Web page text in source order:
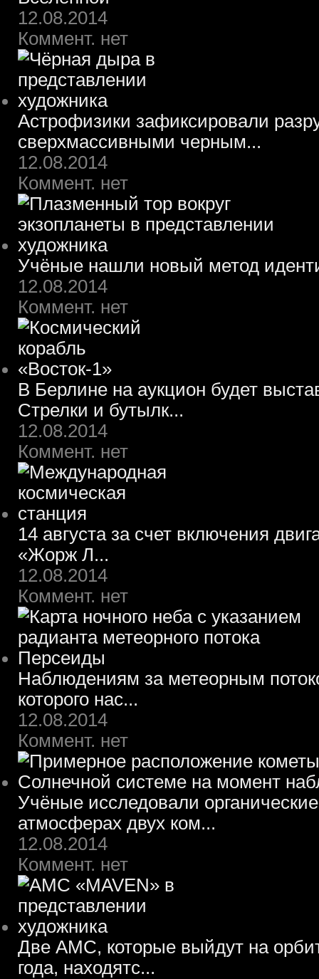
12.08.2014
Коммент. нет
Астрофизики зафиксировали
сверхмассивными черным...
12.08.2014
Коммент. нет
Учёные нашли новый метод
12.08.2014
Коммент. нет
В Берлине на аукцион будет
Стрелки и бутылк...
12.08.2014
Коммент. нет
14 августа за счет включения
«Жорж Л...
12.08.2014
Коммент. нет
Наблюдениям за метеорным
которого нас...
12.08.2014
Коммент. нет
Учёные исследовали
атмосферах двух ком...
12.08.2014
Коммент. нет
Две АМС, которые выйдут на
года, находятс...